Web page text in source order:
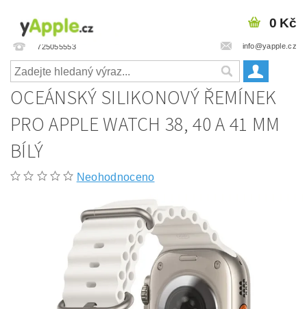
725055553 info@yapple.cz
0 Kč
OCEÁNSKÝ SILIKONOVÝ ŘEMÍNEK
PRO APPLE WATCH 38, 40 A 41 MM
BÍLÝ
Neohodnoceno